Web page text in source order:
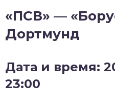
«ПСВ» —
Дортмунд
Дата и время:
23:00